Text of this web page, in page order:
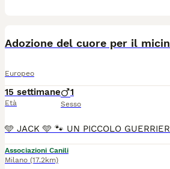
Adozione del cuore per il
Europeo
15 settimane
Età
1
Sesso
Associazioni Canili
Milano (17.2km)